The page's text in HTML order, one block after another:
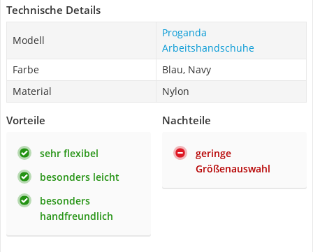
Technische Details
Modell
Proganda
Arbeitshandschuhe
Farbe
Blau, Navy
Material
Nylon
Vorteile
sehr flexibel
besonders leicht
besonders
handfreundlich
Nachteile
geringe
Größenauswahl